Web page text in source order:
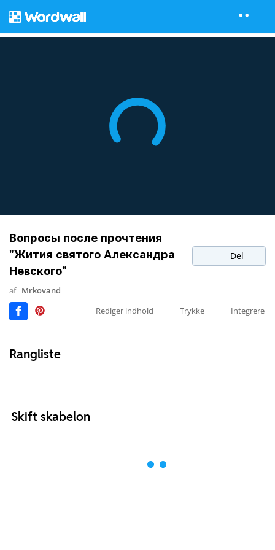
Вопросы после прочтения
"Жития святого Александра
Невского"
Del
af Mrkovand
Rediger indhold
Trykke Integrere
Rangliste
Skift skabelon